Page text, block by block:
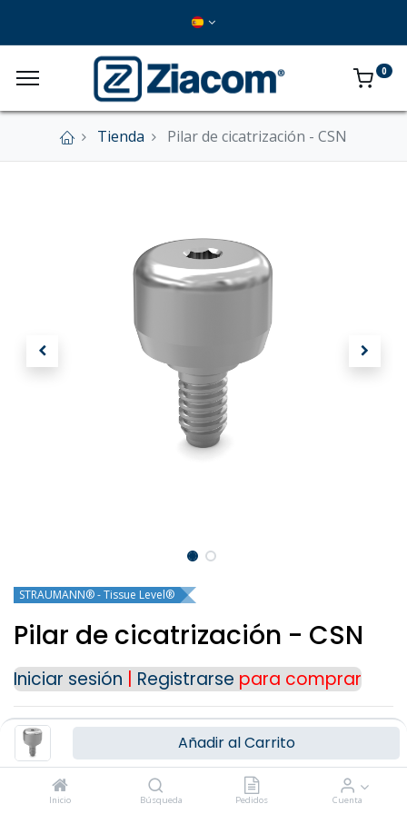
Añadir al Carrito
Inicio Búsqueda Pedidos Cuenta
0
Tienda Pilar de cicatrización - CSN
STRAUMANN® - Tissue Level®
Pilar de cicatrización - CSN
Iniciar sesión Registrarse para comprar
ALTURA GINGIVAL
Nuestra tienda online se encuentra cerrada de
forma definitiva.
En este momento no se aceptan pedidos a
través del sitio web.
Para cualquier consulta o información
adicional, puedes ponerte en contacto con
nosotros a través de nuestros medios de
Gracias por tu interés.